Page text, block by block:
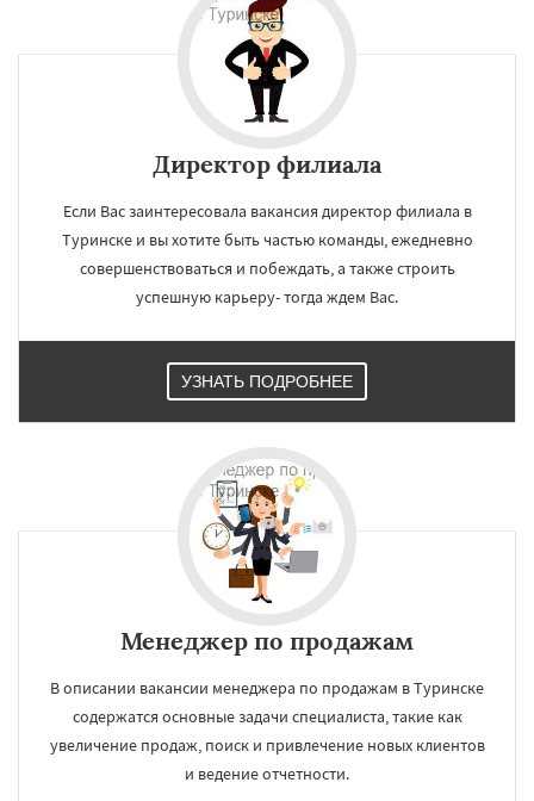
Директор филиала
Если Вас заинтересовала вакансия директор филиала в
Туринске и вы хотите быть частью команды, ежедневно
совершенствоваться и побеждать, а также строить
успешную карьеру- тогда ждем Вас.
УЗНАТЬ ПОДРОБНЕЕ
Менеджер по продажам
В описании вакансии менеджера по продажам в Туринске
содержатся основные задачи специалиста, такие как
увеличение продаж, поиск и привлечение новых клиентов
и ведение отчетности.
УЗНАТЬ ПОДРОБНЕЕ
Даю согласие на обработку персональных данных